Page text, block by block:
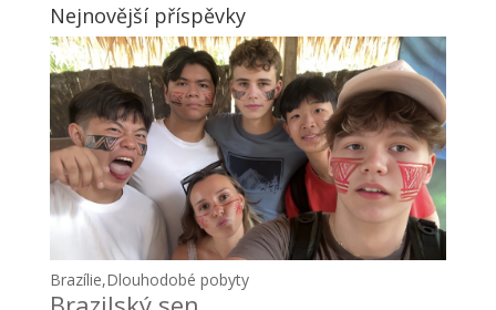
Nejnovější příspěvky
Brazílie,Dlouhodobé pobyty